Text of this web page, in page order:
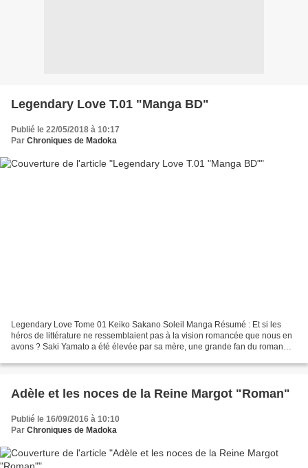
Legendary Love T.01 "Manga BD"
Publié le 22/05/2018 à 10:17
Par Chroniques de Madoka
Legendary Love Tome 01 Keiko Sakano Soleil Manga Résumé : Et si les
héros de littérature ne ressemblaient pas à la vision romancée que nous en
avons ? Saki Yamato a été élevée par sa mère, une grande fan du roman
Adèle et les noces de la Reine Margot "Roman"
Publié le 16/09/2016 à 10:10
Par Chroniques de Madoka